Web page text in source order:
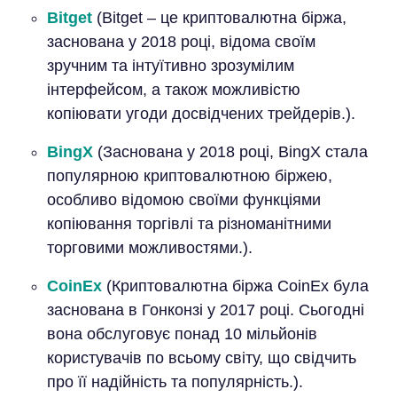
Bitget(Bitget – це криптовалютна біржа,
заснована у 2018 році, відома своїм
зручним та інтуїтивно зрозумілим
інтерфейсом, а також можливістю
копіювати угоди досвідчених трейдерів.).
BingX(Заснована у 2018 році, BingX стала
популярною криптовалютною біржею,
особливо відомою своїми функціями
копіювання торгівлі та різноманітними
торговими можливостями.).
CoinEx(Криптовалютна біржа CoinEx була
заснована в Гонконзі у 2017 році. Сьогодні
вона обслуговує понад 10 мільйонів
користувачів по всьому світу, що свідчить
про її надійність та популярність.).